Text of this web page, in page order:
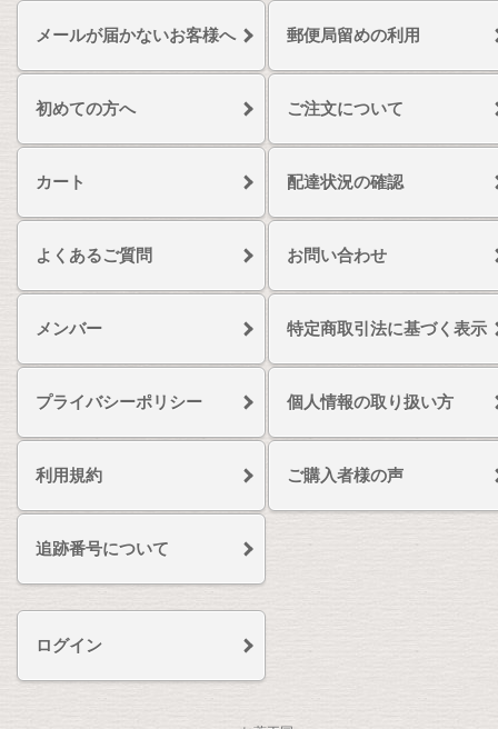
メールが届かないお客様へ 郵便局留めの利用
初めての方へ ご注文について
カート 配達状況の確認
よくあるご質問 お問い合わせ
メンバー 特定商取引法に基づく表示
プライバシーポリシー 個人情報の取り扱い方
利用規約 ご購入者様の声
追跡番号について
ログイン